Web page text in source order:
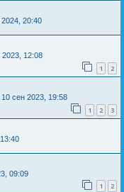
20:40
2023, 12:08
1 2
10 сен 2023, 19:58
1 2 3
09:09
1 2